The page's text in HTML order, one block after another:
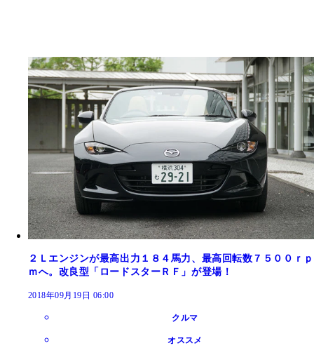
２Ｌエンジンが最高出力１８４馬力、最高回転数７５００ｒｐ
ｍへ。改良型「ロードスターＲＦ」が登場！
2018年09月19日 06:00
クルマ
オススメ